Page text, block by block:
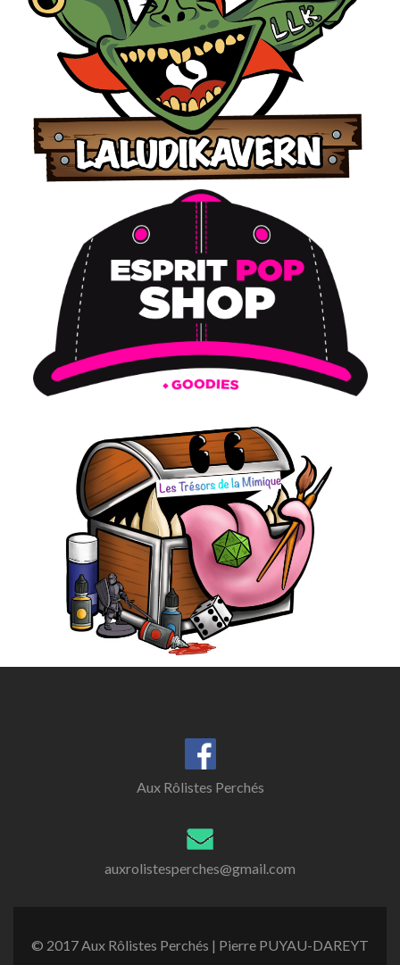
Aux Rôlistes Perchés
auxrolistesperches@gmail.com
© 2017 Aux Rôlistes Perchés | Pierre PUYAU-DAREYT